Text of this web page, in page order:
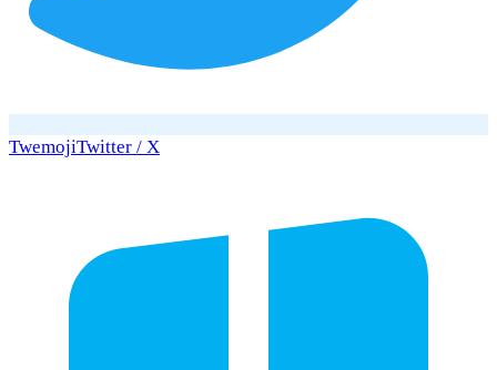
TwemojiTwitter / X